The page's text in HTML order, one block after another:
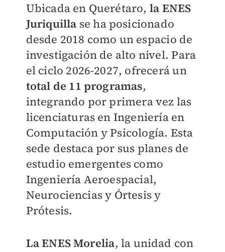
Ubicada en Querétaro, la ENES
Juriquilla se ha posicionado
desde 2018 como un espacio de
investigación de alto nivel. Para
el ciclo 2026-2027, ofrecerá un
total de 11 programas,
integrando por primera vez las
licenciaturas en Ingeniería en
Computación y Psicología. Esta
sede destaca por sus planes de
estudio emergentes como
Ingeniería Aeroespacial,
Neurociencias y Órtesis y
Prótesis.
La ENES Morelia, la unidad con